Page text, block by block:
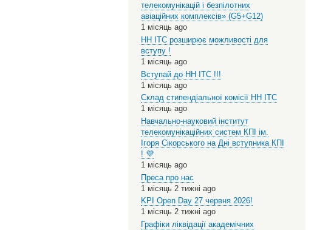
телекомунікацій і безпілотних
авіаційних комплексів» (G5+G12)
1 місяць ago
НН ІТС розширює можливості для
вступу !
1 місяць ago
Вступай до НН ІТС !!!
1 місяць ago
Склад стипендіальної комісії НН ІТС
1 місяць ago
Навчально-науковий інститут
телекомунікаційних систем КПІ ім.
Ігоря Сікорського на Дні вступника КПІ
! 💜
1 місяць ago
Преса про нас
1 місяць 2 тижні ago
KPI Open Day 27 червня 2026!
1 місяць 2 тижні ago
Графіки ліквідації академічних